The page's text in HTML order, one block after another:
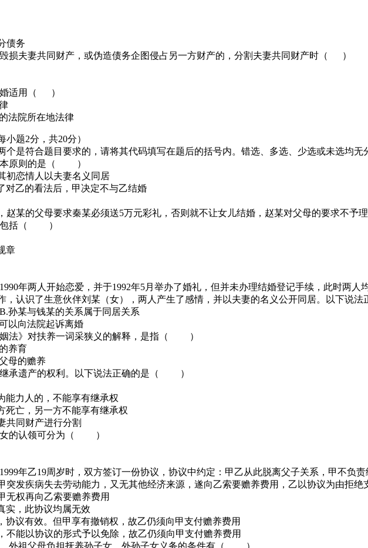
债务
损夫妻共同财产，或伪造债务企图侵占另一方财产的，分割夫妻共同财产时（ ）
婚适用（ ）
法院所在地法律
题2分，共20分）
是符合题目要求的，请将其代码填写在题后的括号内。错选、多选、少选或未选均无
本原则的是（ ）
初恋情人以夫妻名义同居
对乙的看法后，甲决定不与乙结婚
赵某的父母要求秦某必须送5万元彩礼，否则就不让女儿结婚，赵某对父母的要求不予
包括（ ）
章
年两人开始恋爱，并于1992年5月举办了婚礼，但并未办理结婚登记手续，此时两
，认识了生意伙伴刘某（女），两人产生了感情，并以夫妻的名义公开同居。以下
孙某与钱某的关系属于同居关系
以向法院起诉离婚
姻法》对扶养一词采狭义的解释，是指（ ）
养育
母的赡养
继承遗产的权利。以下说法正确的是（ ）
能力人的，不能享有继承权
死亡，另一方不能享有继承权
共同财产进行分割
女的认领可分为（ ）
年乙19周岁时，双方签订一份协议，协议中约定：甲乙从此脱离父子关系，甲不负
突发疾病失去劳动能力，又无其他经济来源，遂向乙索要赡养费用，乙以协议为由
无权再向乙索要赡养费用
实，此协议均属无效
协议有效。但甲享有撤销权，故乙仍须向甲支付赡养费用
不能以协议的形式予以免除，故乙仍须向甲支付赡养费用